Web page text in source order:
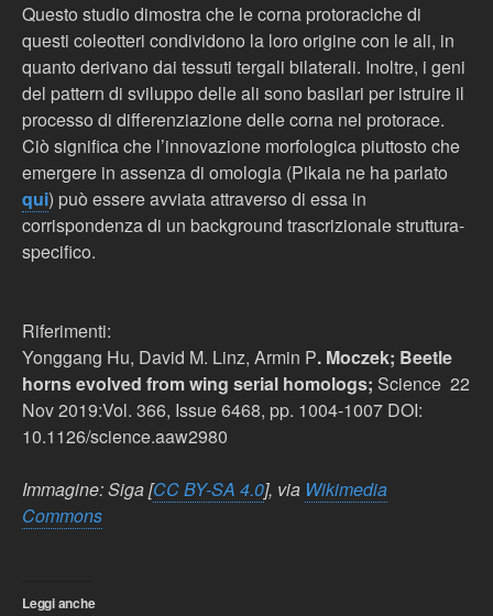
Questo studio dimostra che le corna protoraciche di
questi coleotteri condividono la loro origine con le ali, in
quanto derivano dai tessuti tergali bilaterali. Inoltre, i geni
del pattern di sviluppo delle ali sono basilari per istruire il
processo di differenziazione delle corna nel protorace.
Ciò significa che l’innovazione morfologica piuttosto che
emergere in assenza di omologia (Pikaia ne ha parlato
qui) può essere avviata attraverso di essa in
corrispondenza di un background trascrizionale struttura-
specifico.
Riferimenti:
Yonggang Hu, David M. Linz, Armin P. Moczek; Beetle
horns evolved from wing serial homologs; Science 22
Nov 2019:Vol. 366, Issue 6468, pp. 1004-1007 DOI:
10.1126/science.aaw2980
Immagine: Siga [CC BY-SA 4.0], via Wikimedia
Commons
Leggi anche